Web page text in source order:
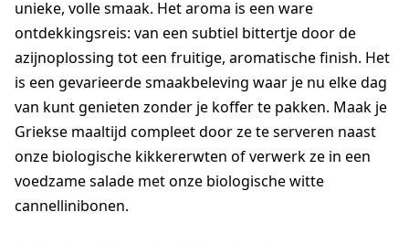
unieke, volle smaak. Het aroma is een ware
ontdekkingsreis: van een subtiel bittertje door de
azijnoplossing tot een fruitige, aromatische finish. Het
is een gevarieerde smaakbeleving waar je nu elke dag
van kunt genieten zonder je koffer te pakken. Maak je
Griekse maaltijd compleet door ze te serveren naast
onze biologische kikkererwten of verwerk ze in een
voedzame salade met onze biologische witte
cannellinibonen.